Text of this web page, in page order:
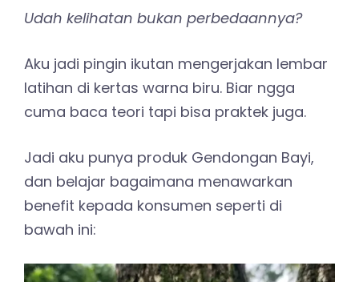
Udah kelihatan bukan perbedaannya?
Aku jadi pingin ikutan mengerjakan lembar
latihan di kertas warna biru. Biar ngga
cuma baca teori tapi bisa praktek juga.
Jadi aku punya produk Gendongan Bayi,
dan belajar bagaimana menawarkan
benefit kepada konsumen seperti di
bawah ini: